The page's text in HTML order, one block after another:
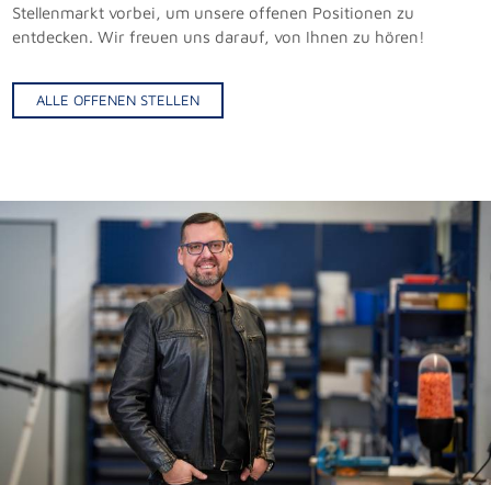
Stellenmarkt vorbei, um unsere offenen Positionen zu
entdecken. Wir freuen uns darauf, von Ihnen zu hören!
ALLE OFFENEN STELLEN